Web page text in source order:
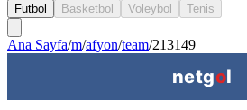
Futbol Basketbol Voleybol Tenis
Ana Sayfa/m/afyon/team/213149
netgol